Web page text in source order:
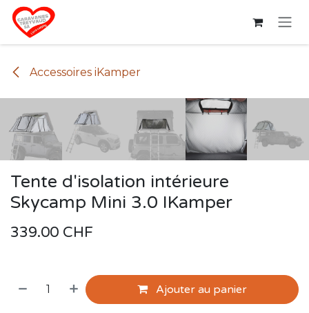
Se rendre au contenu
Accessoires iKamper
Tente d'isolation intérieure
Skycamp Mini 3.0 IKamper
339.00 CHF
Ajouter au panier